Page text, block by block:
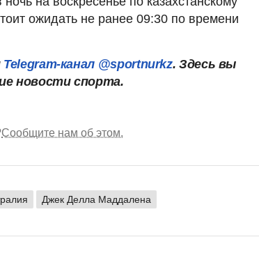
ожидать не ранее 09:30 по времени
Telegram-канал @sportnurkz. Здесь вы
новости спорта.
Сообщите нам об этом.
Джек Делла Маддалена